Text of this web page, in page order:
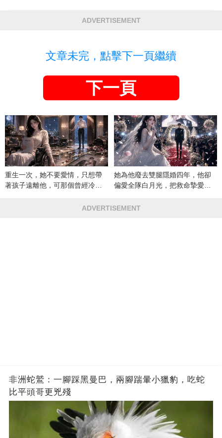
ADVERTISEMENT
文章未完，點擊下一頁繼續
下一頁
重生一次，她不要愛情，只想帶
著孩子遠離他，可那個曾經冷漠
她為他廢去雙腿隱婚四年，他卻
偏愛全隊白月光，把救命摯愛當
ADVERTISEMENT
非洲蛇鷲：一腳踩黑曼巴，兩腳踹暈小獵豹，吃蛇
比平頭哥更兇殘